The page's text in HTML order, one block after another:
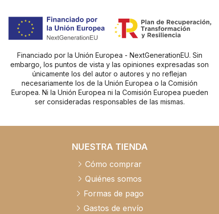
Financiado por la Unión Europea - NextGenerationEU. Sin
embargo, los puntos de vista y las opiniones expresadas son
únicamente los del autor o autores y no reflejan
necesariamente los de la Unión Europea o la Comisión
Europea. Ni la Unión Europea ni la Comisión Europea pueden
ser consideradas responsables de las mismas.
NUESTRA TIENDA
Cómo comprar
Quiénes somos
Formas de pago
Gastos de envío